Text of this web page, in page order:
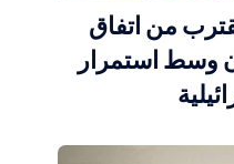
من اتفاق
وسط استمرار